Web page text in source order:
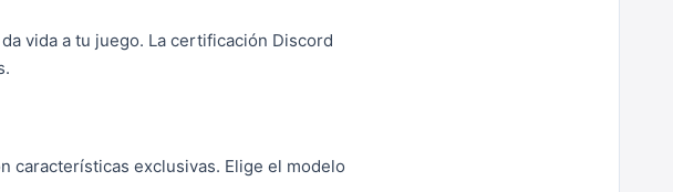
vida a tu juego. La certificación Discord
características exclusivas. Elige el modelo